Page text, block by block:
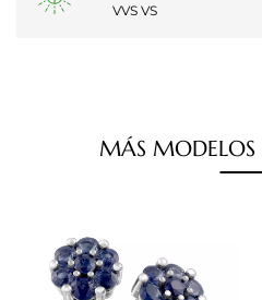
VVS VS
MÁS MODELOS